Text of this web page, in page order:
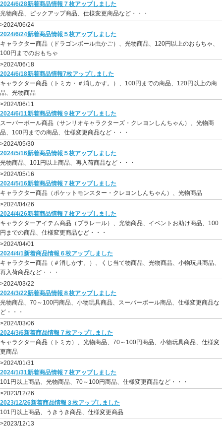
2024/6/28新着商品情報７枚アップしました
光物商品、ピックアップ商品、仕様変更商品など・・・
>2024/06/24
2024/6/24新着商品情報５枚アップしました
キャラクター商品（ドラゴンボール虫かご）、光物商品、120円以上のおもちゃ、
100円までのおもちゃ
>2024/06/18
2024/6/18新着商品情報7枚アップしました
キャラクター商品（トミカ・＃消しかす。）、100円までの商品、120円以上の商
品、光物商品
>2024/06/11
2024/6/11新着商品情報９枚アップしました
スーパーボール商品（サンリオキャラクターズ・クレヨンしんちゃん）、光物商
品、100円までの商品、仕様変更商品など・・・
>2024/05/30
2024/5/16新着商品情報５枚アップしました
光物商品、101円以上商品、再入荷商品など・・・
>2024/05/16
2024/5/16新着商品情報７枚アップしました
キャラクター商品（ポケットモンスター・クレヨンしんちゃん）、光物商品
>2024/04/26
2024/4/26新着商品情報７枚アップしました
キャラクターアイテム商品（プラレール）、光物商品、イベントお助け商品、100
円までの商品、仕様変更商品など・・・
>2024/04/01
2024/4/1新着商品情報６枚アップしました
キャラクター商品（＃消しかす。）、くじ当て物商品、光物商品、小物玩具商品、
再入荷商品など・・・
>2024/03/22
2024/3/22新着商品情報８枚アップしました
光物商品、70～100円商品、小物玩具商品、スーパーボール商品、仕様変更商品な
ど・・・
>2024/03/06
2024/3/6新着商品情報７枚アップしました
キャラクター商品（トミカ）、光物商品、70～100円商品、小物玩具商品、仕様変
更商品
>2024/01/31
2024/1/31新着商品情報７枚アップしました
101円以上商品、光物商品、70～100円商品、仕様変更商品など・・・
>2023/12/26
2023/12/26新着商品情報３枚アップしました
101円以上商品、うきうき商品、仕様変更商品
>2023/12/13